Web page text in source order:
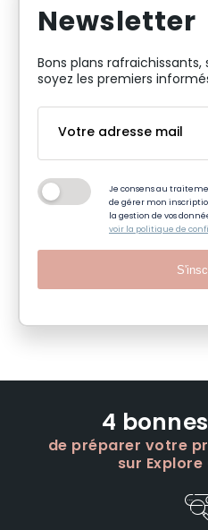
Newsletter
Bons plans
soyez les premiers
Je consens au
de gérer mon
la gestion de vos
voir la politique de
4
de préparer votre
sur Explore